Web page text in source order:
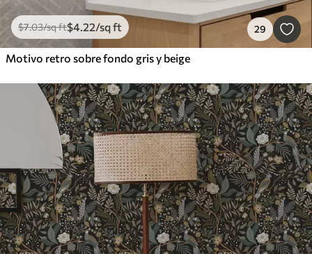
$7.03/sq ft$4.22/sq ft 29
Motivo retro sobre fondo gris y beige